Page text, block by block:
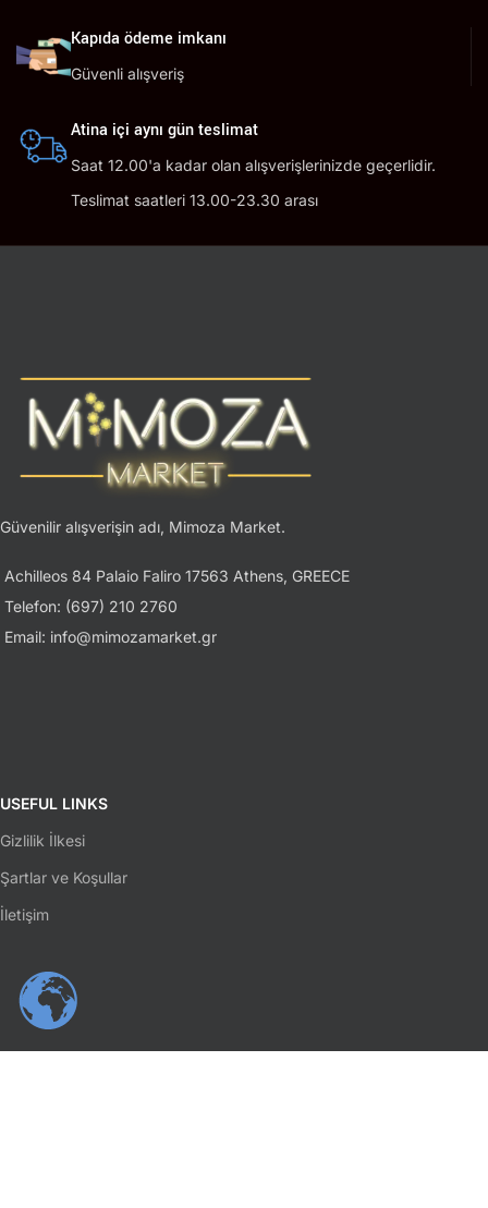
Kapıda ödeme imkanı
Güvenli alışveriş
Atina içi aynı gün teslimat
Saat 12.00'a kadar olan alışverişlerinizde geçerlidir.
Teslimat saatleri 13.00-23.30 arası
Güvenilir alışverişin adı, Mimoza Market.
Achilleos 84 Palaio Faliro 17563 Athens, GREECE
Telefon: (697) 210 2760
Email: info@mimozamarket.gr
USEFUL LINKS
Gizlilik İlkesi
Şartlar ve Koşullar
İletişim